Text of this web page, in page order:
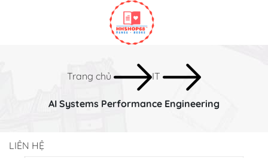
LIÊN HỆ
Trang chủ IT
AI Systems Performance Engineering